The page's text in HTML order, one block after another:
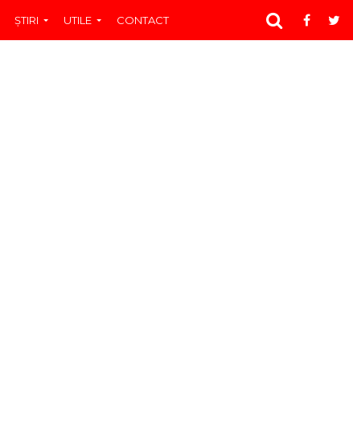
ŞTIRI UTILE CONTACT